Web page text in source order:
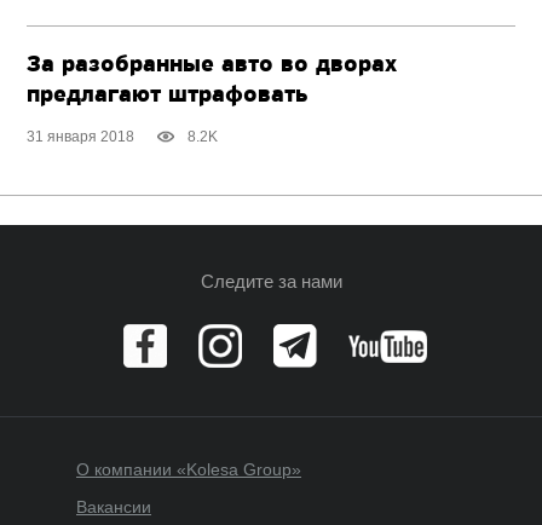
За разобранные авто во дворах
предлагают штрафовать
31 января 2018 8.2K
Следите за нами
О компании «Kolesa Group»
Вакансии